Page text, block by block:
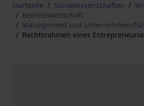
Startseite / Sozialwissenschaften /
/ Betriebswirtschaft
/ Management und
/ Rechtsrahmen eines